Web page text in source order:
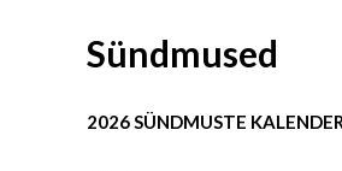
Sündmused
2026 SÜNDMUSTE